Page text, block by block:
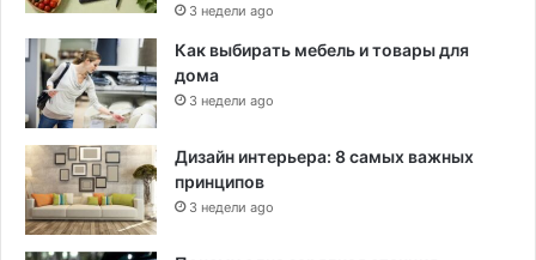
3 недели ago
Как выбирать мебель и товары для
дома
3 недели ago
Дизайн интерьера: 8 самых важных
принципов
3 недели ago